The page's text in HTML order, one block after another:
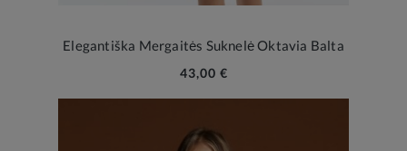
Elegantiška Mergaitės Suknelė Oktavia Balta
43,00 €